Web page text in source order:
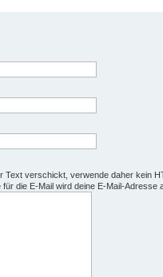
Text verschickt, verwende daher kein
die E-Mail wird deine E-Mail-Adresse